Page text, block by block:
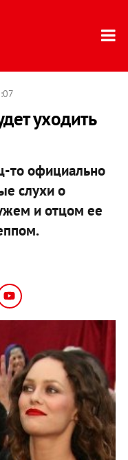
уходить
то официально
слухи о
и отцом ее